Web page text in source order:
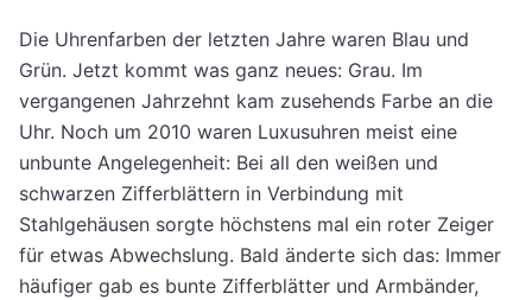
Die Uhrenfarben der letzten Jahre waren Blau und
Grün. Jetzt kommt was ganz neues: Grau. Im
vergangenen Jahrzehnt kam zusehends Farbe an die
Uhr. Noch um 2010 waren Luxusuhren meist eine
unbunte Angelegenheit: Bei all den weißen und
schwarzen Zifferblättern in Verbindung mit
Stahlgehäusen sorgte höchstens mal ein roter Zeiger
für etwas Abwechslung. Bald änderte sich das: Immer
häufiger gab es bunte Zifferblätter und Armbänder,